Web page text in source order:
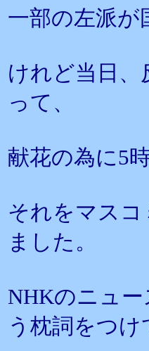
一部の左派が
けれど当日、
って、
献花の為に5
それをマス
ました。
NHKのニュ
う枕詞をつけ